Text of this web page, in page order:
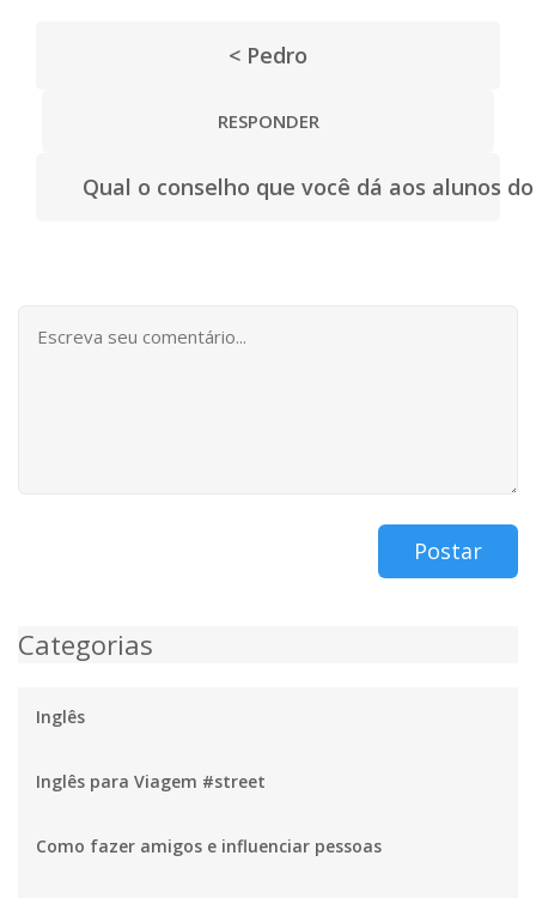
< Pedro
RESPONDER
Qual o conselho que você dá aos alunos
Postar
Categorias
Inglês
Inglês para Viagem #street
Como fazer amigos e influenciar pessoas